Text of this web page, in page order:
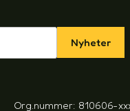
Nyheter
Org.nummer: 810606-